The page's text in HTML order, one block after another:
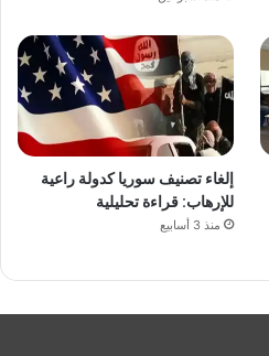
إلغاء تصنيف سوريا كدولة راعية
للإرهاب: قراءة تحليلية
منذ 3 أسابيع